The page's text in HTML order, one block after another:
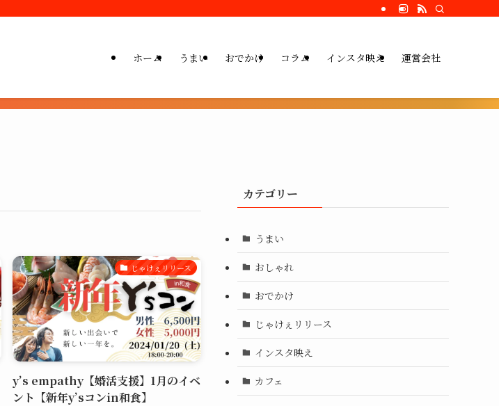
ホーム うまい おでかけ コラム インスタ映え 運営会社
じゃけぇリリース
y’s empathy【婚活支援】1月のイベ
ント【新年y’sコンin和食】
カテゴリー
うまい
おしゃれ
おでかけ
じゃけぇリリース
インスタ映え
カフェ